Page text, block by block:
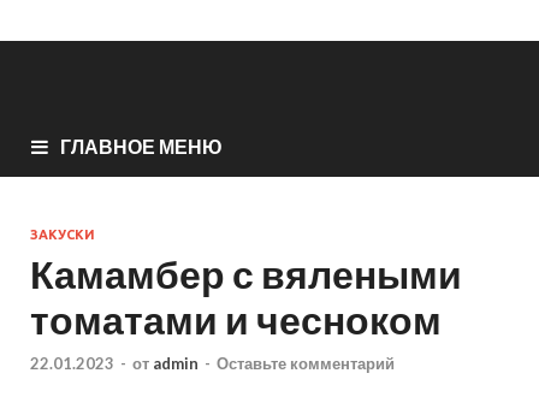
ГЛАВНОЕ МЕНЮ
ЗАКУСКИ
Камамбер с вялеными
томатами и чесноком
22.01.2023 - от admin - Оставьте комментарий